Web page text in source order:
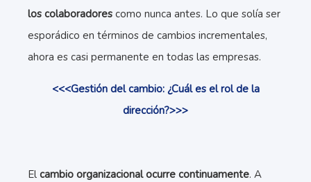
los colaboradores como nunca antes. Lo que solía ser
esporádico en términos de cambios incrementales,
ahora es casi permanente en todas las empresas.
<<<Gestión del cambio: ¿Cuál es el rol de la
dirección?>>>
El cambio organizacional ocurre continuamente. A